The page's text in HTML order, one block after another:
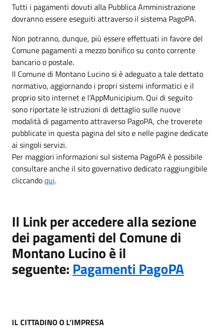
Tutti i pagamenti dovuti alla Pubblica Amministrazione
dovranno essere eseguiti attraverso il sistema PagoPA.
Non potranno, dunque, più essere effettuati in favore del
Comune pagamenti a mezzo bonifico su conto corrente
bancario o postale.
Il Comune di Montano Lucino si è adeguato a tale dettato
normativo, aggiornando i propri sistemi informatici e il
proprio sito internet e l’AppMunicipium. Qui di seguito
sono riportate le istruzioni di dettaglio sulle nuove
modalità di pagamento attraverso PagoPA, che troverete
pubblicate in questa pagina del sito e nelle pagine dedicate
ai singoli servizi.
Per maggiori informazioni sul sistema PagoPA è possibile
consultare anche il sito governativo dedicato raggiungibile
cliccandoqui.
Il Link per accedere alla sezione
dei pagamenti del Comune di
Montano Lucino è il
seguente: Pagamenti PagoPA
IL CITTADINO O L’IMPRESA